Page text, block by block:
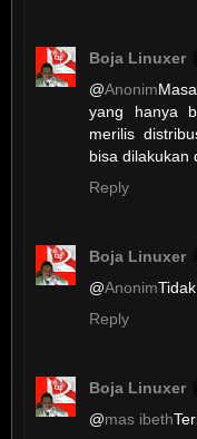
Boja Linuxer
@Anonim
yang hanya
merilis
bisa
Reply
Boja Linuxer
@Anonim
Reply
Boja Linuxer
@mas ibeth